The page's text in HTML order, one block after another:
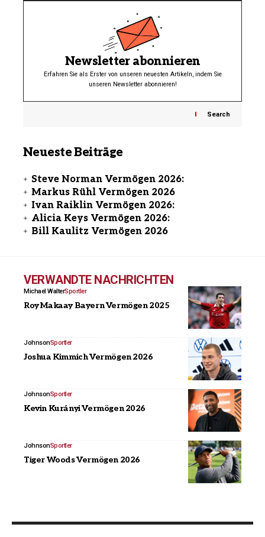
Newsletter abonnieren
Erfahren Sie als Erster von unseren neuesten Artikeln, indem Sie
unseren Newsletter abonnieren!
Search
Neueste Beiträge
Steve Norman Vermögen 2026:
Markus Rühl Vermögen 2026
Ivan Raiklin Vermögen 2026:
Alicia Keys Vermögen 2026:
Bill Kaulitz Vermögen 2026
VERWANDTE NACHRICHTEN
Michael WalterSportler
Roy Makaay Bayern Vermögen 2025
JohnsonSportler
Joshua Kimmich Vermögen 2026
JohnsonSportler
Kevin Kurányi Vermögen 2026
JohnsonSportler
Tiger Woods Vermögen 2026